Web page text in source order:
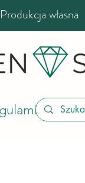
Produkcja własna
sklepu